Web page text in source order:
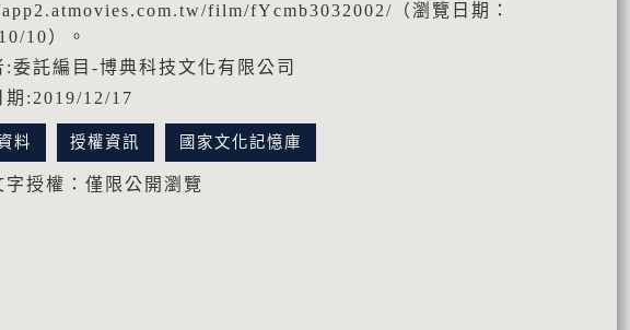
film/fYcmb3032002/（瀏覽日期：
10）。
:委託編目-博典科技文化有限公司
期:2019/12/17
料 授權資訊 國家文化記憶庫
字授權：僅限公開瀏覽